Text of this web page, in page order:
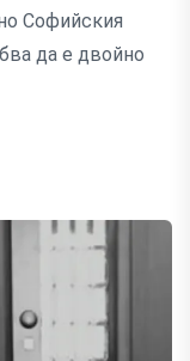
Софийския
да е двойно